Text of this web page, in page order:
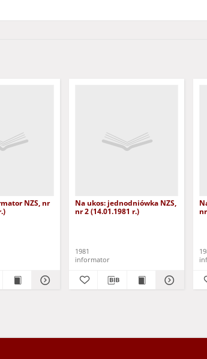
NZS, nr
Na ukos: jednodniówka NZS,
nr 2 (14.01.1981 r.)
1981
informator